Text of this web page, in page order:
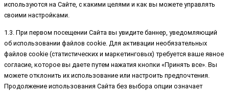
используются на Сайте, с какими целями и как вы можете управлять
своими настройками.
1.3. При первом посещении Сайта вы увидите баннер, уведомляющий
об использовании файлов cookie. Для активации необязательных
файлов cookie (статистических и маркетинговых) требуется ваше явное
согласие, которое вы даете путем нажатия кнопки «Принять все». Вы
можете отклонить их использование или настроить предпочтения.
Продолжение использования Сайта без выбора опции означает